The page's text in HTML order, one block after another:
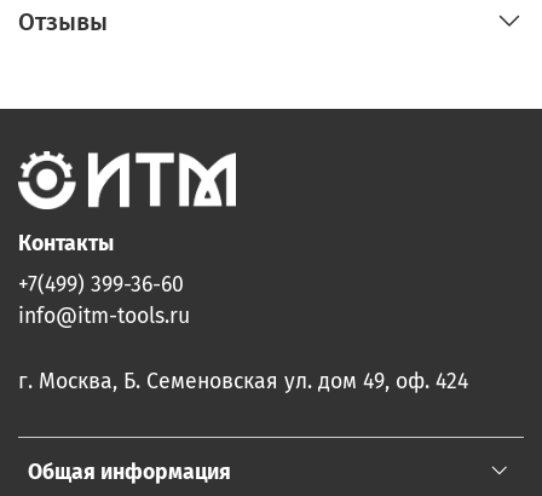
Отзывы
Общая информация
Контакты
+7(499) 399-36-60
info@itm-tools.ru
г. Москва, Б. Семеновская ул. дом 49, оф. 424